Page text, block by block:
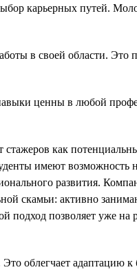
карьерных путей.
в своей области.
ценны в любой
как
имеют возможность
развития.
скамьи: активно
позволяет уже на
облегчает адаптацию к